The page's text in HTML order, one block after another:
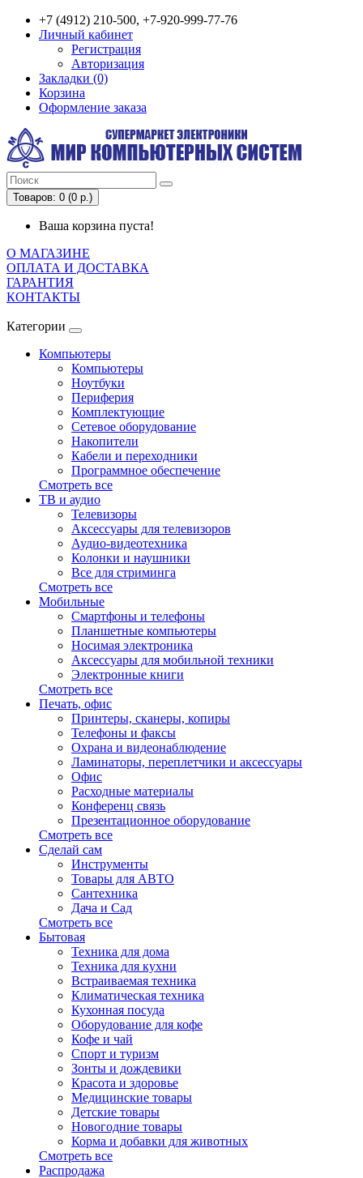
+7 (4912) 210-500, +7-920-999-77-76
Личный кабинет
Регистрация
Авторизация
Закладки (0)
Корзина
Оформление заказа
Товаров: 0 (0 р.)
Ваша корзина пуста!
О МАГАЗИНЕ
ОПЛАТА И ДОСТАВКА
ГАРАНТИЯ
КОНТАКТЫ
Категории
Компьютеры
Компьютеры
Ноутбуки
Периферия
Комплектующие
Сетевое оборудование
Накопители
Кабели и переходники
Программное обеспечение
Смотреть все
ТВ и аудио
Телевизоры
Аксессуары для телевизоров
Аудио-видеотехника
Колонки и наушники
Все для стриминга
Смотреть все
Мобильные
Смартфоны и телефоны
Планшетные компьютеры
Носимая электроника
Аксессуары для мобильной техники
Электронные книги
Смотреть все
Печать, офис
Принтеры, сканеры, копиры
Телефоны и факсы
Охрана и видеонаблюдение
Ламинаторы, переплетчики и аксессуары
Офис
Расходные материалы
Конференц связь
Презентационное оборудование
Смотреть все
Сделай сам
Инструменты
Товары для АВТО
Сантехника
Дача и Сад
Смотреть все
Бытовая
Техника для дома
Техника для кухни
Встраиваемая техника
Климатическая техника
Кухонная посуда
Оборудование для кофе
Кофе и чай
Спорт и туризм
Зонты и дождевики
Красота и здоровье
Медицинские товары
Детские товары
Новогодние товары
Корма и добавки для животных
Смотреть все
Распродажа